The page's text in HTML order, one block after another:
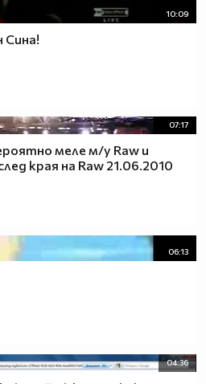
10:09
Сина!
07:17
меле м/у Raw и
края на Raw 21.06.2010
06:13
04:36